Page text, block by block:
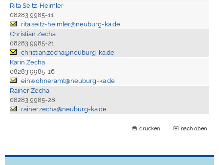
Rita Seitz-Heimler
08283 9985-11
rita.seitz-heimler@neuburg-ka.de
Christian Zecha
08283 9985-21
christian.zecha@neuburg-ka.de
Karin Zecha
08283 9985-16
einwohneramt@neuburg-ka.de
Rainer Zecha
08283 9985-28
rainer.zecha@neuburg-ka.de
drucken nach oben